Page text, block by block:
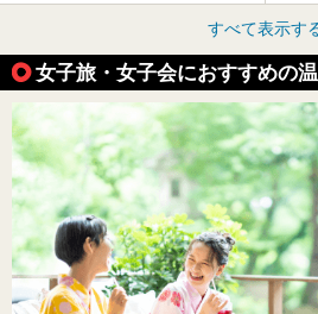
すべて表示す
女子旅・女子会におすすめの